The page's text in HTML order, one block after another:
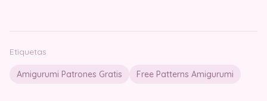
Etiquetas
Amigurumi Patrones Gratis Free Patterns Amigurumi